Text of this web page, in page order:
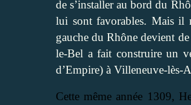
de s’installer au bord du
lui sont favorables. Mais il
gauche du Rhône devient
le-Bel a fait construire un
d’Empire) à Villeneuve-lès-
Cette même année 1309,